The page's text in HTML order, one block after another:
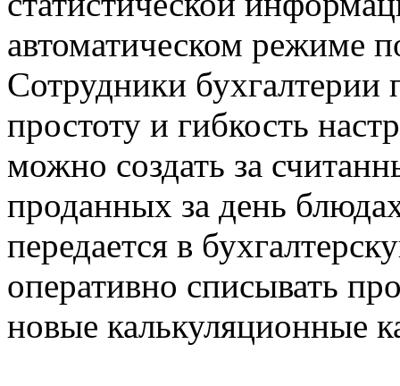
автоматическом режиме
Сотрудники бухгалтерии
простоту и гибкость
можно создать за
проданных за день
передается в
оперативно списывать
новые калькуляционные